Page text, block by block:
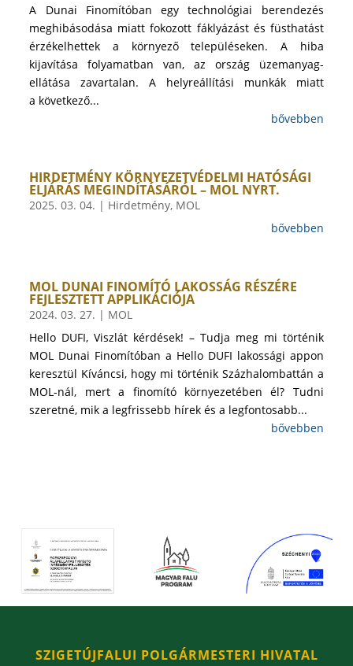
A Dunai Finomítóban egy technológiai berendezés
meghibásodása miatt fokozott fáklyázást és füsthatást
érzékelhettek a környező településeken. A hiba
kijavítása folyamatban van, az ország üzemanyag-
ellátása zavartalan. A helyreállítási munkák miatt
a következő...
bővebben
HIRDETMÉNY KÖRNYEZETVÉDELMI HATÓSÁGI
ELJÁRÁS MEGINDÍTÁSÁRÓL – MOL NYRT.
2025. 03. 04. | Hirdetmény, MOL
bővebben
MOL DUNAI FINOMÍTÓ LAKOSSÁG RÉSZÉRE
FEJLESZTETT APPLIKÁCIÓJA
2024. 03. 27. | MOL
Hello DUFI, Viszlát kérdések! – Tudja meg mi történik
MOL Dunai Finomítóban a Hello DUFI lakossági appon
keresztül Kíváncsi, hogy mi történik Százhalombattán a
MOL-nál, mert a finomító környezetében él? Tudni
szeretné, mik a legfrissebb hírek és a legfontosabb...
bővebben
SZIGETÚJFALUI POLGÁRMESTERI HIVATAL